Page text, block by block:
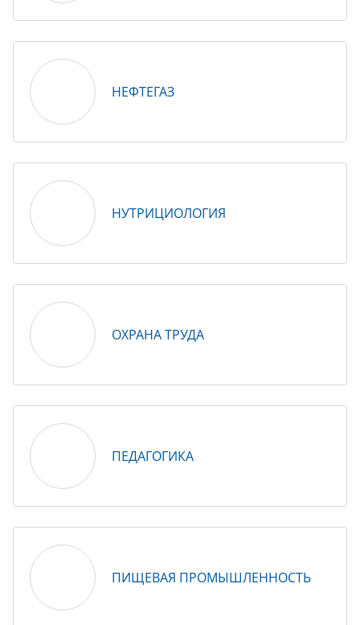
НЕФТЕГАЗ
НУТРИЦИОЛОГИЯ
ОХРАНА ТРУДА
ПЕДАГОГИКА
ПИЩЕВАЯ ПРОМЫШЛЕННОСТЬ